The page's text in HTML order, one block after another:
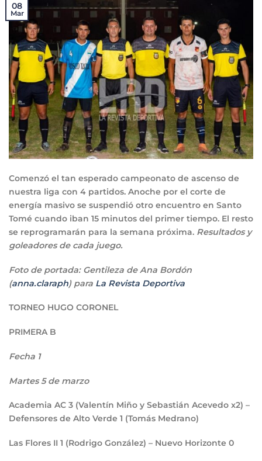
08
Mar
Comenzó el tan esperado campeonato de ascenso de
nuestra liga con 4 partidos. Anoche por el corte de
energía masivo se suspendió otro encuentro en Santo
Tomé cuando iban 15 minutos del primer tiempo. El resto
se reprogramarán para la semana próxima. Resultados y
goleadores de cada juego.
Foto de portada: Gentileza de Ana Bordón
(anna.claraph) para La Revista Deportiva
TORNEO HUGO CORONEL
PRIMERA B
Fecha 1
Martes 5 de marzo
Academia AC 3 (Valentín Miño y Sebastián Acevedo x2) –
Defensores de Alto Verde 1 (Tomás Medrano)
Las Flores II 1 (Rodrigo González) – Nuevo Horizonte 0